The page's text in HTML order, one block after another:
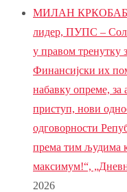
МИЛАН
лидер, ПУПС –
у правом тренутку
Финансијски их
набавку опреме, за
приступ, нови
одговорности
према тим људима
максимум!“,
2026